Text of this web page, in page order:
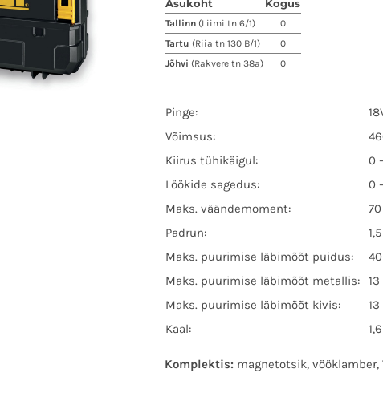
Asukoht Kogus
Tallinn (Liimi tn 6/1)
0
Tartu (Riia tn 130 B/1)
0
Jõhvi (Rakvere tn 38a) 0
Pinge:
Võimsus:
Kiirus tühikäigul:
0
Löökide sagedus:
0
Maks. väändemoment:
Padrun:
Maks. puurimise läbimõõt puidus:
Maks. puurimise läbimõõt metallis:
Maks. puurimise läbimõõt kivis:
Kaal:
Komplektis: magnetotsik, vööklamber,